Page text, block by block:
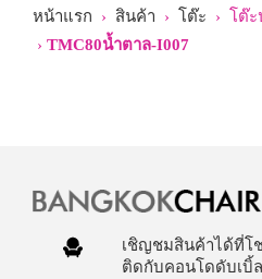
หน้าแรก › สินค้า › โต๊ะ
› โต๊
›TMC80น้ำตาล-I007
เชิญชมสินค้าได้ที่โ
ติดกับคอนโดดับเบิ้